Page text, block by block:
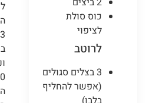
כוס סולת
לציפוי
לרוטב
3 בצלים סגולים
(אפשר להחליף